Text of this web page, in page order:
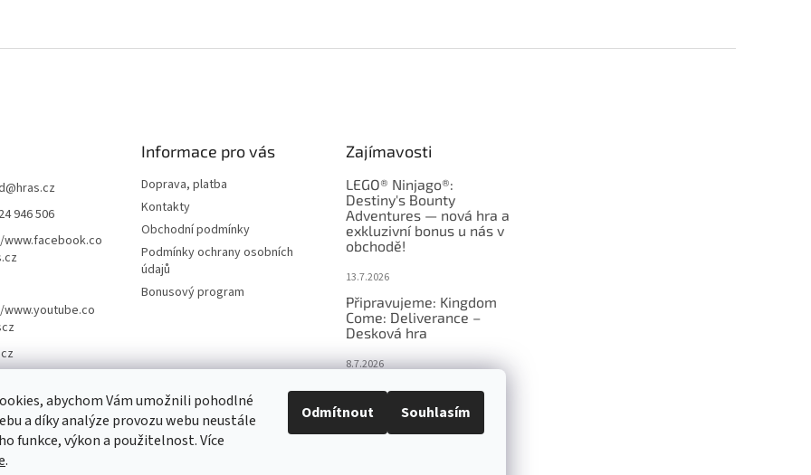
abychom Vám umožnili pohodlné
a díky analýze provozu webu neustále
funkce, výkon a použitelnost. Více
.
Odmítnout Souhlasím
@hras.cz
946 506
Informace pro vás
Doprava, platba
Kontakty
Obchodní podmínky
Podmínky ochrany osobních
údajů
Bonusový program
Zajímavosti
LEGO® Ninjago®:
Destiny's Bounty
Adventures — nová hra a
exkluzivní bonus u nás v
obchodě!
13.7.2026
Připravujeme: Kingdom
Come: Deliverance –
Desková hra
8.7.2026
Nejlepší deskové hry:
výběr, který frčí v celém
Česku